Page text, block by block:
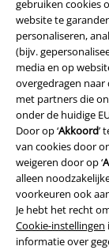
gebruiken cookies
website te
personaliseren,
(bijv.
media en op
overgedragen naar
met partners die
onder de huidige
Door op ‘Akkoord’
van cookies door
weigeren door op ‘
alleen
voorkeuren ook
Je hebt het recht
Cookie-instellingen
informatie over
Legal
Algemene
Bedrijfsgegevens
Privacyverklaring
Verklaring van